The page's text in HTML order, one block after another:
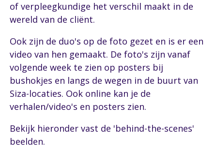
of verpleegkundige het verschil maakt in de
wereld van de cliënt.
Ook zijn de duo's op de foto gezet en is er een
video van hen gemaakt. De foto's zijn vanaf
volgende week te zien op posters bij
bushokjes en langs de wegen in de buurt van
Siza-locaties. Ook online kan je de
verhalen/video's en posters zien.
Bekijk hieronder vast de 'behind-the-scenes'
beelden.